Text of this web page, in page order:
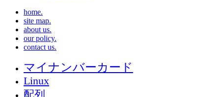
home.
site map.
about us.
our policy.
contact us.
マイナンバーカード
Linux
配列